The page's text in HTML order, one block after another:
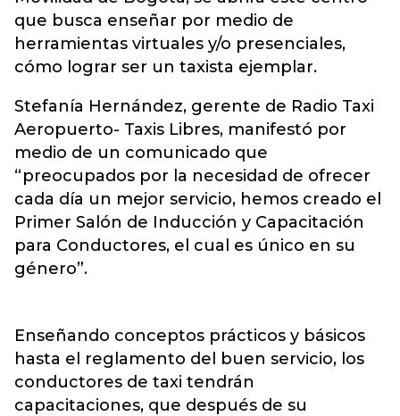
que busca enseñar por medio de
herramientas virtuales y/o presenciales,
cómo lograr ser un taxista ejemplar.
Stefanía Hernández, gerente de Radio Taxi
Aeropuerto- Taxis Libres, manifestó por
medio de un comunicado que
“preocupados por la necesidad de ofrecer
cada día un mejor servicio, hemos creado el
Primer Salón de Inducción y Capacitación
para Conductores, el cual es único en su
género”.
Enseñando conceptos prácticos y básicos
hasta el reglamento del buen servicio, los
conductores de taxi tendrán
capacitaciones, que después de su